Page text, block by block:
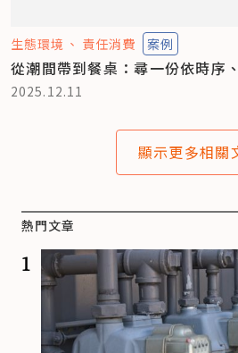
生態環境 責任消費 案例
從潮間帶到餐桌：尋一份依時序
2025.12.11
顯示更多相關
熱門文章
1